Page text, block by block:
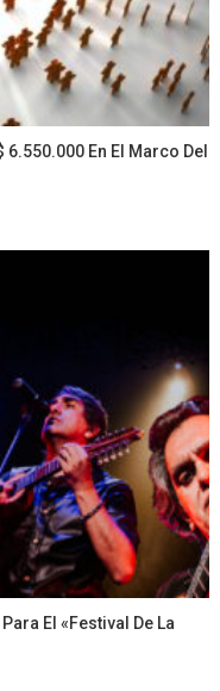
En El Marco Del
El «Festival De La